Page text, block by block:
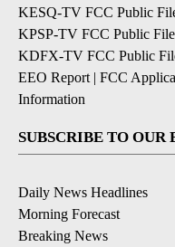
KESQ-TV FCC Public
KPSP-TV FCC Public File
KDFX-TV FCC Public
EEO Report | FCC
Information
SUBSCRIBE TO OUR
Daily News Headlines
Morning Forecast
Breaking News